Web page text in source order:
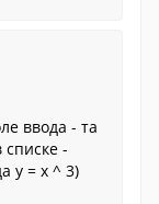
ввода - та
списке -
y = x ^ 3)